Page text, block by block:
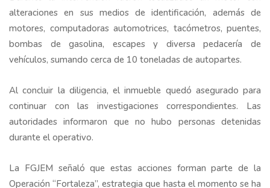
alteraciones en sus medios de identificación, además de
motores, computadoras automotrices, tacómetros, puentes,
bombas de gasolina, escapes y diversa pedacería de
vehículos, sumando cerca de 10 toneladas de autopartes.
Al concluir la diligencia, el inmueble quedó asegurado para
continuar con las investigaciones correspondientes. Las
autoridades informaron que no hubo personas detenidas
durante el operativo.
La FGJEM señaló que estas acciones forman parte de la
Operación “Fortaleza”, estrategia que hasta el momento se ha